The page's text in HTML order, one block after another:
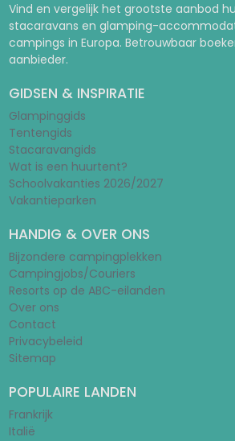
Vind en vergelijk het grootste aanbod
stacaravans en glamping-
campings in Europa. Betrouwbaar
aanbieder.
GIDSEN & INSPIRATIE
Glampinggids
Tentengids
Stacaravangids
Wat is een huurtent?
Schoolvakanties 2026/2027
Vakantieparken
HANDIG & OVER ONS
Bijzondere campingplekken
Campingjobs/Couriers
Resorts op de ABC-eilanden
Over ons
Contact
Privacybeleid
Sitemap
POPULAIRE LANDEN
Frankrijk
Italië